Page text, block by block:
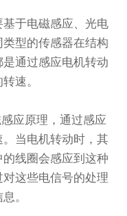
于电磁感应、光电
型的传感器在结构
通过感应电机转动
速。
应原理，通过感应
当电机转动时，其
线圈会感应到这种
这些电信号的处理
。